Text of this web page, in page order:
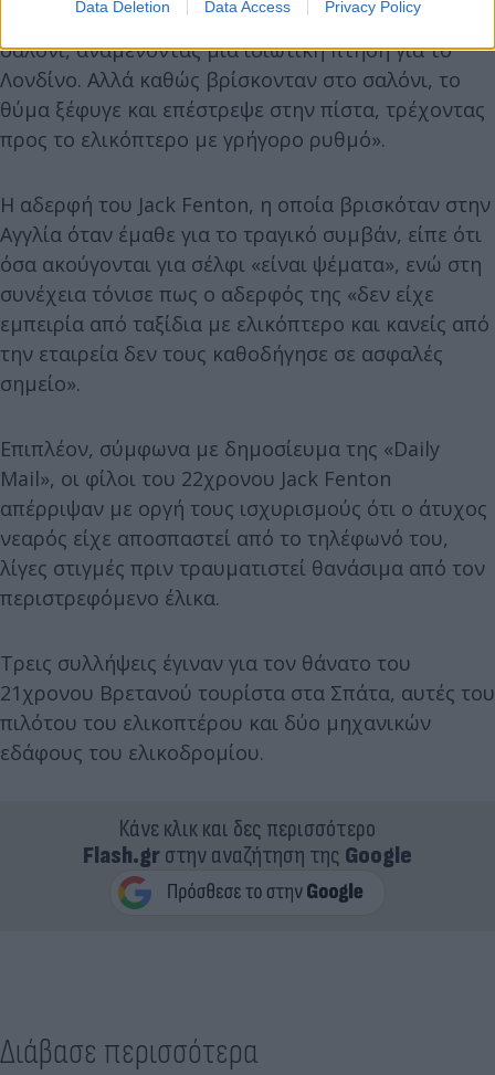
Data Deletion Data Access Privacy Policy
αποβιβαστεί και τους είχαν συνοδεύσει σε ιδιωτικό
σαλόνι, αναμένοντας μια ιδιωτική πτήση για το
Λονδίνο. Αλλά καθώς βρίσκονταν στο σαλόνι, το
θύμα ξέφυγε και επέστρεψε στην πίστα, τρέχοντας
προς το ελικόπτερο με γρήγορο ρυθμό».
Η αδερφή του Jack Fenton, η οποία βρισκόταν στην
Αγγλία όταν έμαθε για το τραγικό συμβάν, είπε ότι
όσα ακούγονται για σέλφι «είναι ψέματα», ενώ στη
συνέχεια τόνισε πως ο αδερφός της «δεν είχε
εμπειρία από ταξίδια με ελικόπτερο και κανείς από
την εταιρεία δεν τους καθοδήγησε σε ασφαλές
σημείο».
Επιπλέον, σύμφωνα με δημοσίευμα της «Daily
Mail», οι φίλοι του 22χρονου Jack Fenton
απέρριψαν με οργή τους ισχυρισμούς ότι o άτυχος
νεαρός είχε αποσπαστεί από το τηλέφωνό του,
λίγες στιγμές πριν τραυματιστεί θανάσιμα από τον
περιστρεφόμενο έλικα.
Tρεις συλλήψεις έγιναν για τον θάνατο του
21χρονου Βρετανού τουρίστα στα Σπάτα, αυτές του
πιλότου του ελικοπτέρου και δύο μηχανικών
εδάφους του ελικοδρομίου.
Κάνε κλικ και δες περισσότερο
Flash.grστην αναζήτηση της Google
Διάβασε περισσότερα